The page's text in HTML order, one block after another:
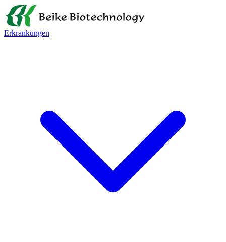
Erkrankungen